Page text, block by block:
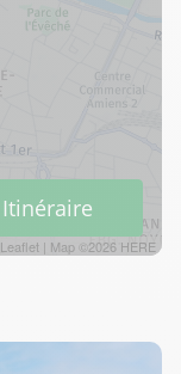
Leaflet | Map ©2026 HERE
Itinéraire